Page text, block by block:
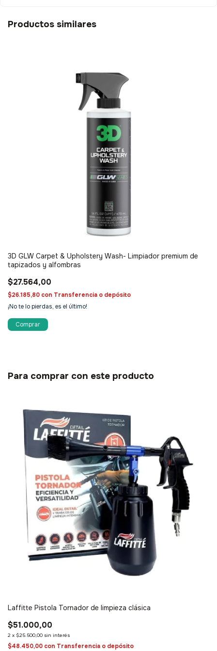
Productos similares
3D GLW Carpet & Upholstery Wash- Limpiador premium de
tapizados y alfombras
$27.564,00
$26.185,80 con Transferencia o depósito
¡No te lo pierdas, es el último!
Para comprar con este producto
Laffitte Pistola Tornador de limpieza clásica
$51.000,00
2 x $25.500,00 sin interés
$48.450,00 con Transferencia o depósito